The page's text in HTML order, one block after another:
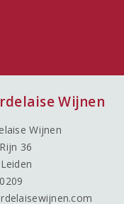
Wijnen
Wijnen
36